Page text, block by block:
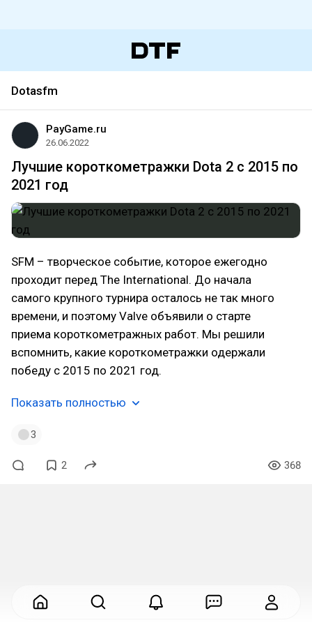
Dotasfm
PayGame.ru
26.06.2022
Лучшие короткометражки Dota 2 с 2015 по
2021 год
SFM – творческое событие, которое ежегодно
проходит перед The International. До начала
самого крупного турнира осталось не так много
времени, и поэтому Valve объявили о старте
приема короткометражных работ. Мы решили
вспомнить, какие короткометражки одержали
победу с 2015 по 2021 год.
Показать полностью
3
2 368